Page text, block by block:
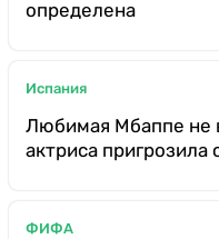
определена
Испания
Любимая Мбаппе не
актриса пригрозила
ФИФА